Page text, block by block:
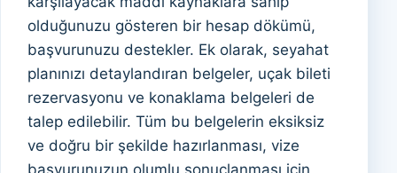
olduğunuzu gösteren bir hesap dökümü,
başvurunuzu destekler. Ek olarak, seyahat
planınızı detaylandıran belgeler, uçak bileti
rezervasyonu ve konaklama belgeleri de
talep edilebilir. Tüm bu belgelerin eksiksiz
ve doğru bir şekilde hazırlanması, vize
başvurunuzun olumlu sonuçlanması için